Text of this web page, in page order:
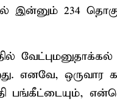
இன்னும் 234
எனவே, ஒருவார
பங்கீட்டையும்,